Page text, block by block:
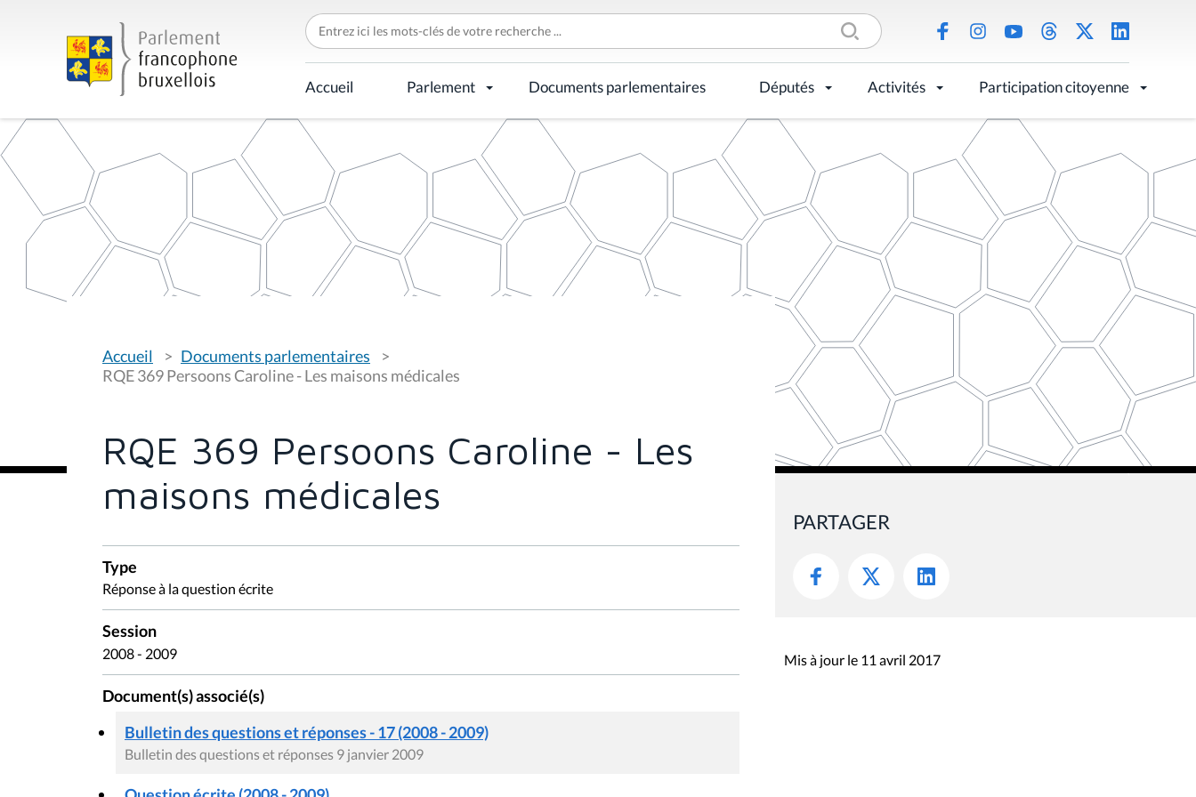
C
h
e
r
c
h
r
p
Accueil Parlement Documents parlementaires Députés Activités Participation citoyenne
o
u
s
s
Accueil
Documents parlementaires
RQE 369 Persoons Caroline - Les maisons médicales
RQE 369 Persoons Caroline - Les
maisons médicales
Type
Réponse à la question écrite
Session
2008 - 2009
Document(s) associé(s)
Bulletin des questions et réponses - 17 (2008 - 2009)
Bulletin des questions et réponses 9 janvier 2009
PARTAGER
Mis à jour le 11 avril 2017